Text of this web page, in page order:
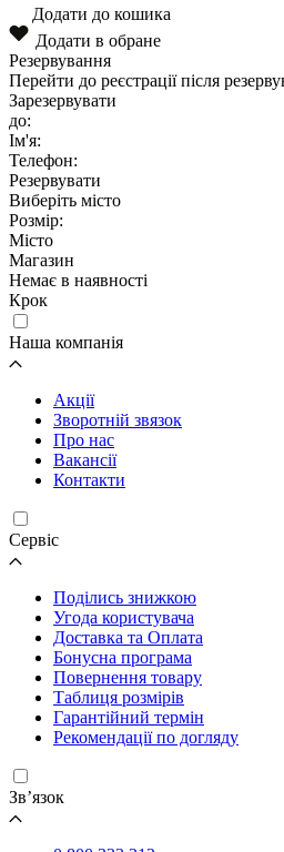
Додати до кошика
Додати в обране
Резервування
Перейти до реєстрації після
Зарезервувати
до:
Ім'я:
Телефон:
Резервувати
Виберіть місто
Розмір:
Місто
Магазин
Немає в наявності
Крок
Наша компанія
Акції
Зворотній звязок
Про нас
Вакансії
Контакти
Cервіс
Поділись знижкою
Угода користувача
Доставка та Оплата
Бонусна програма
Повернення товару
Таблиця розмірів
Гарантійний термін
Рекомендації по догляду
Зв’язок